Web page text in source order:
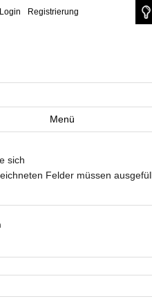
Login Registrierung
Menü
sich
Felder müssen